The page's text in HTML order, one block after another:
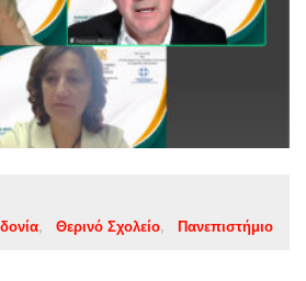
Θερινό Σχολείο Πανεπιστήμιο